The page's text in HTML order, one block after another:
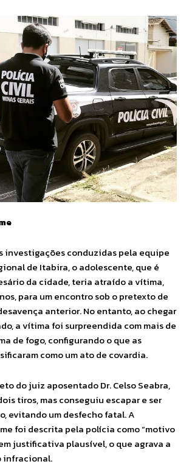
investigações conduzidas pela equipe
de Itabira, o adolescente, que é
da cidade, teria atraído a vítima,
para um encontro sob o pretexto de
anterior. No entanto, ao chegar
a vítima foi surpreendida com mais de
de fogo, configurando o que as
como um ato de covardia.
do juiz aposentado Dr. Celso Seabra,
tiros, mas conseguiu escapar e ser
evitando um desfecho fatal. A
foi descrita pela polícia como “motivo
justificativa plausível, o que agrava a
infracional.